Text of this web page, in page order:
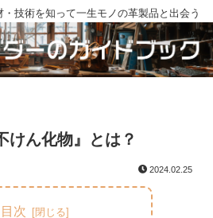
技術を知って一生モノの革製品と出会う
けん化物』とは？
2024.02.25
目次